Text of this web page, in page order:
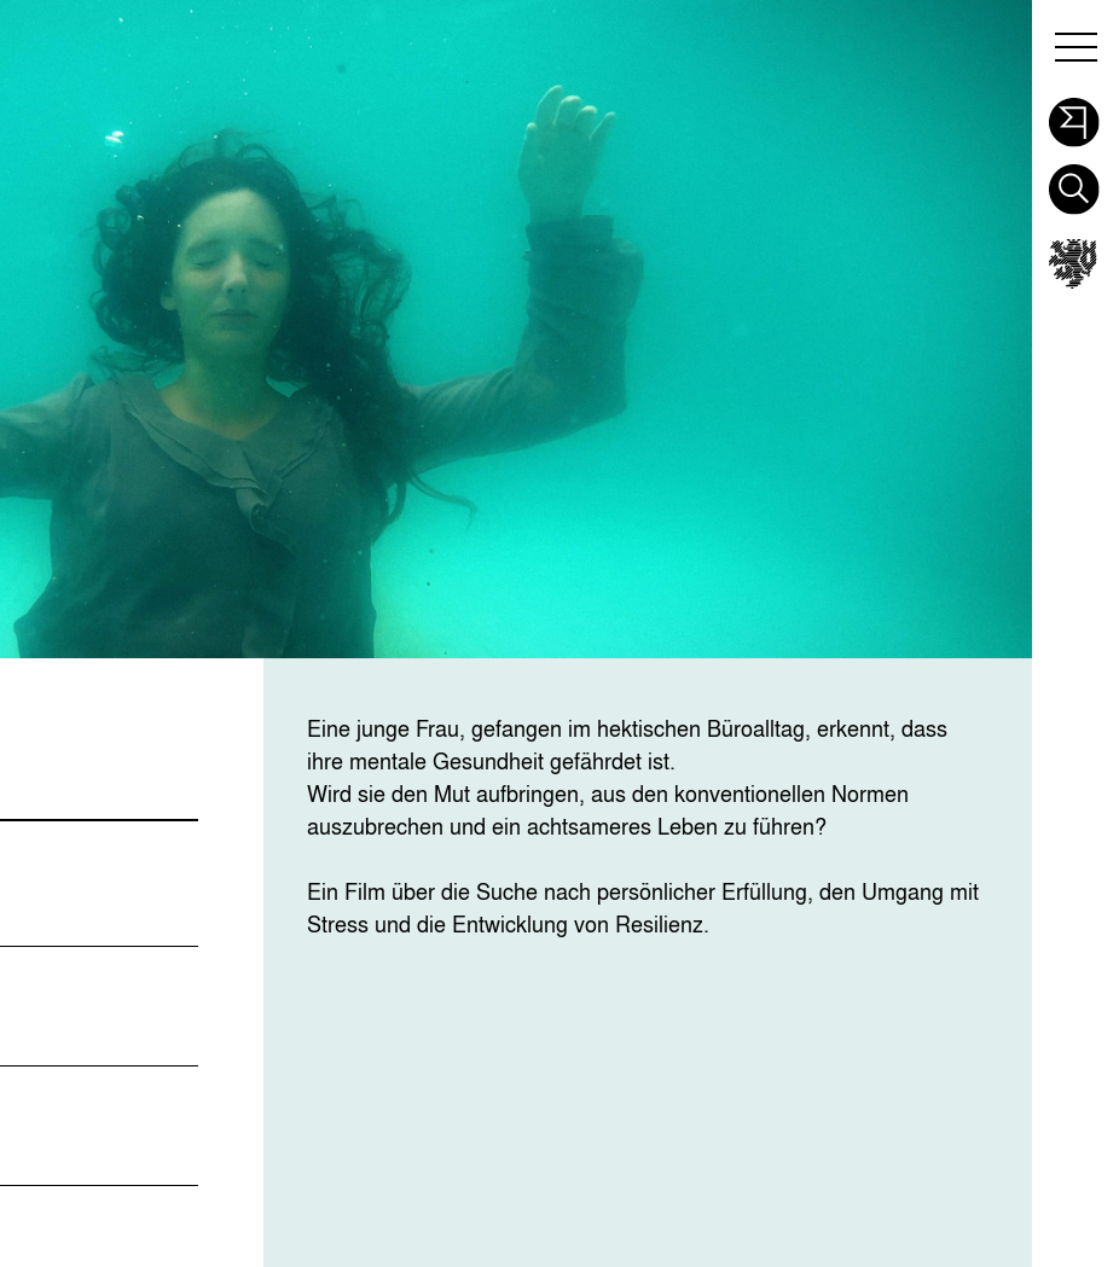
Eine junge Frau, gefangen im hektischen Büroalltag, erkennt, dass
ihre mentale Gesundheit gefährdet ist.
Wird sie den Mut aufbringen, aus den konventionellen Normen
auszubrechen und ein achtsameres Leben zu führen?
Ein Film über die Suche nach persönlicher Erfüllung, den Umgang mit
Stress und die Entwicklung von Resilienz.